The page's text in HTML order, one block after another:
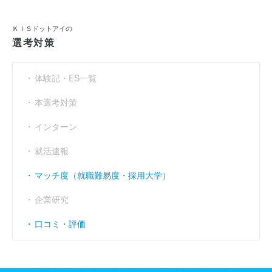
売上伸び率
ＫＩＳドットアイの
選考対策
体験記・ES一覧
本選考対策
インターン
就活速報
マッチ度（就職難易度・採用大学）
企業研究
口コミ・評価